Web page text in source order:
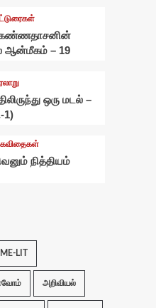
கண்ணதாசனின்
ஆன்மீகம் – 19
ஒரு மடல் –
1)
கவிதைகள்
நித்தியம்
LIT
அறிவியல்